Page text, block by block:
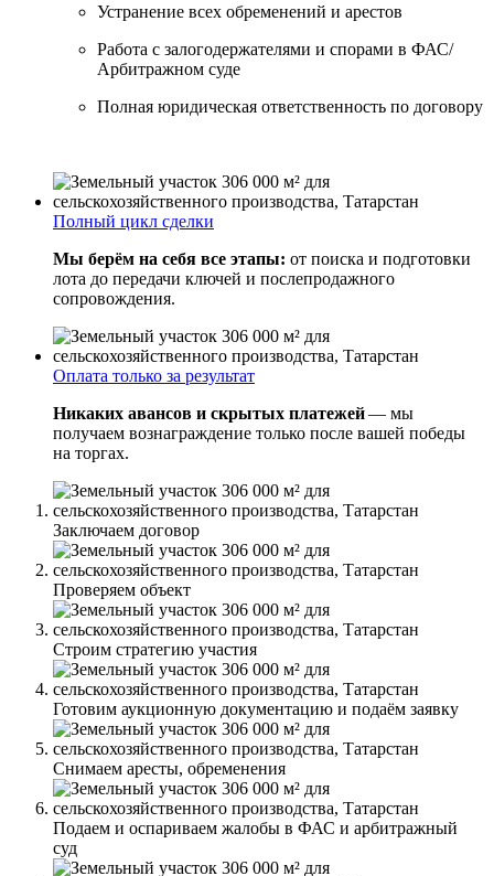
Устранение всех обременений и арестов
Работа с залогодержателями и спорами в ФАС/
Арбитражном суде
Полная юридическая ответственность по договору
Полный цикл сделки
Мы берём на себя все этапы: от поиска и подготовки
лота до передачи ключей и послепродажного
сопровождения.
Оплата только за результат
Никаких авансов и скрытых платежей— мы
получаем вознаграждение только после вашей победы
на торгах.
Заключаем договор
Проверяем объект
Строим стратегию участия
Готовим аукционную документацию и подаём заявку
Снимаем аресты, обременения
Подаем и оспариваем жалобы в ФАС и арбитражный
суд